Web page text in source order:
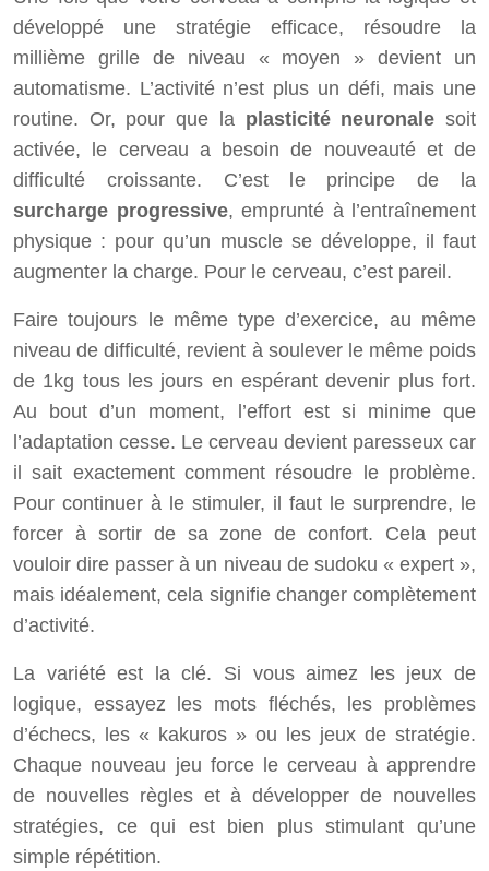
développé une stratégie efficace, résoudre la
millième grille de niveau « moyen » devient un
automatisme. L’activité n’est plus un défi, mais une
routine. Or, pour que la plasticité neuronale soit
activée, le cerveau a besoin de nouveauté et de
difficulté croissante. C’est le principe de la
surcharge progressive, emprunté à l’entraînement
physique : pour qu’un muscle se développe, il faut
augmenter la charge. Pour le cerveau, c’est pareil.
Faire toujours le même type d’exercice, au même
niveau de difficulté, revient à soulever le même poids
de 1kg tous les jours en espérant devenir plus fort.
Au bout d’un moment, l’effort est si minime que
l’adaptation cesse. Le cerveau devient paresseux car
il sait exactement comment résoudre le problème.
Pour continuer à le stimuler, il faut le surprendre, le
forcer à sortir de sa zone de confort. Cela peut
vouloir dire passer à un niveau de sudoku « expert »,
mais idéalement, cela signifie changer complètement
d’activité.
La variété est la clé. Si vous aimez les jeux de
logique, essayez les mots fléchés, les problèmes
d’échecs, les « kakuros » ou les jeux de stratégie.
Chaque nouveau jeu force le cerveau à apprendre
de nouvelles règles et à développer de nouvelles
stratégies, ce qui est bien plus stimulant qu’une
simple répétition.